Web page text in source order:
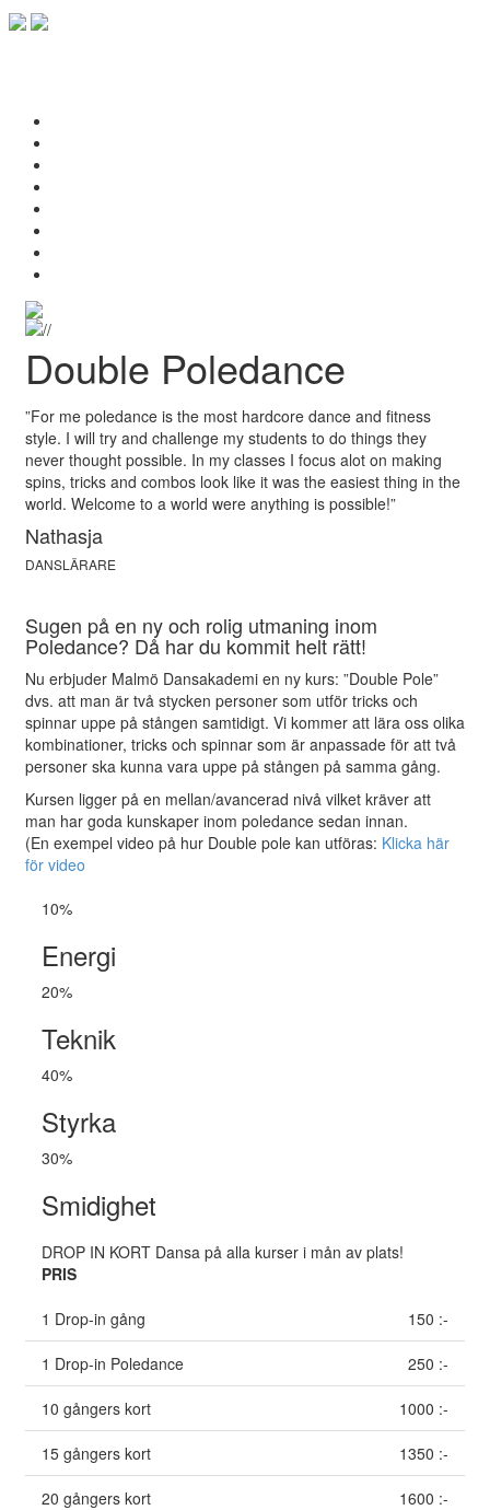
Double Poledance
”For me poledance is the most hardcore dance and fitness
style. I will try and challenge my students to do things they
never thought possible. In my classes I focus alot on making
spins, tricks and combos look like it was the easiest thing in the
world. Welcome to a world were anything is possible!”
Nathasja
DANSLÄRARE
Sugen på en ny och rolig utmaning inom
Poledance? Då har du kommit helt rätt!
Nu erbjuder Malmö Dansakademi en ny kurs: ”Double Pole”
dvs. att man är två stycken personer som utför tricks och
spinnar uppe på stången samtidigt. Vi kommer att lära oss olika
kombinationer, tricks och spinnar som är anpassade för att två
personer ska kunna vara uppe på stången på samma gång.
Kursen ligger på en mellan/avancerad nivå vilket kräver att
man har goda kunskaper inom poledance sedan innan.
(En exempel video på hur Double pole kan utföras: Klicka här
för video
10%
Energi
20%
Teknik
40%
Styrka
30%
Smidighet
DROP IN KORT Dansa på alla kurser i mån av plats!
PRIS
1 Drop-in gång 150 :-
1 Drop-in Poledance 250 :-
10 gångers kort 1000 :-
15 gångers kort 1350 :-
20 gångers kort
1600 :-